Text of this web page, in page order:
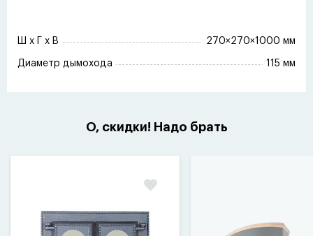
Ш x Г x В 270×270×1000 мм
Диаметр дымохода 115 мм
О, скидки! Надо брать